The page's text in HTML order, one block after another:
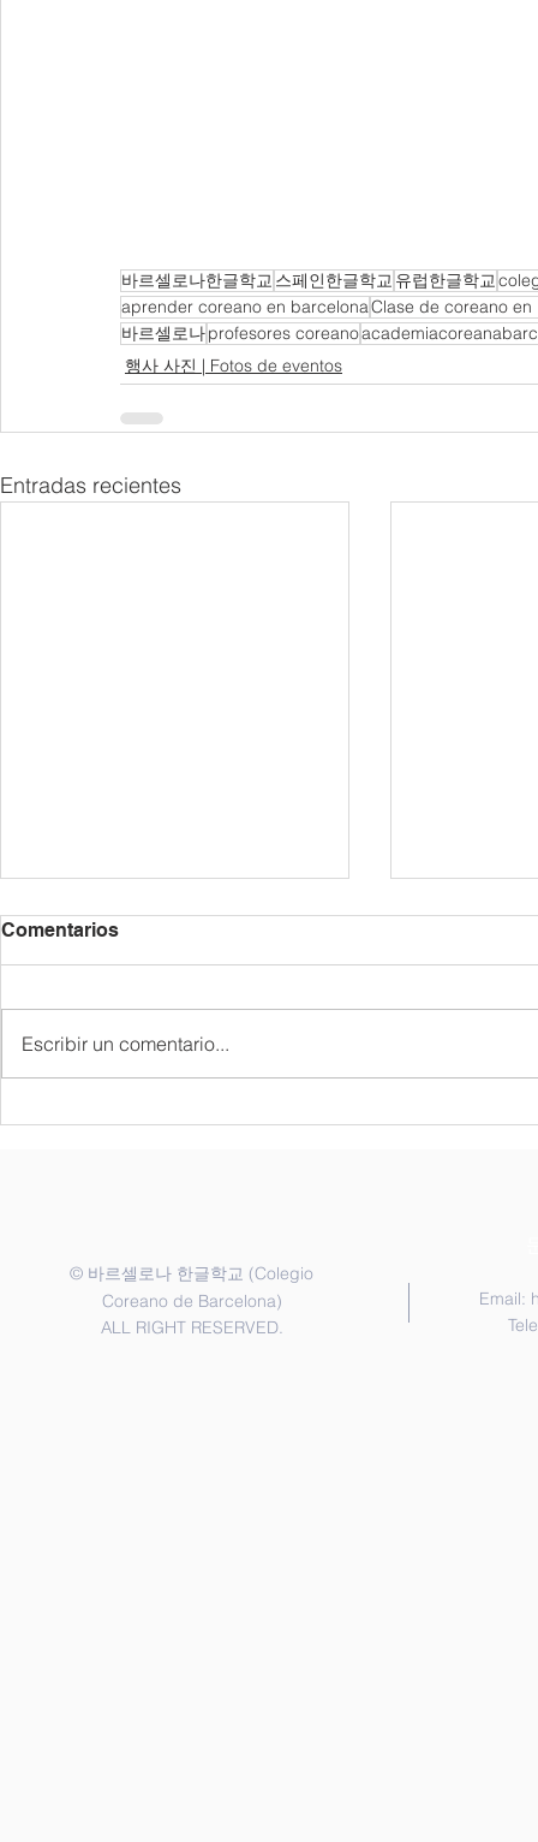
바르셀로나한글학교 스페인한글학교 유럽한글학교
aprender coreano en barcelonaClase de coreano
바르셀로나profesores coreano
행사 사진 | Fotos de eventos
Entradas recientes
종업식 및 졸업식
Comentarios
Escribir un comentario...
© 바르셀로나 한글학교 (Colegio
Coreano de Barcelona)
ALL RIGHT RESERVED.
Email: